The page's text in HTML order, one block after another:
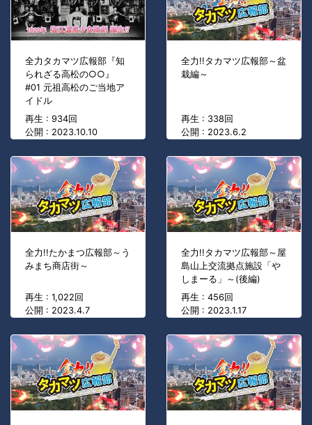
全力タカマツ広報部『知
られざる高松の○○』
#01 元祖高松のご当地ア
イドル
再生 : 934回
公開 : 2023.10.10
全力!!タカマツ広報部～盆
栽編～
再生 : 338回
公開 : 2023.6.2
全力!!たかまつ広報部～う
みまち商店街～
再生 : 1,022回
公開 : 2023.4.7
全力!!タカマツ広報部～屋
島山上交流拠点施設「や
しまーる」～(後編)
再生 : 456回
公開 : 2023.1.17